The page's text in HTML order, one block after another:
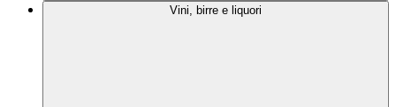
Vini, birre e liquori